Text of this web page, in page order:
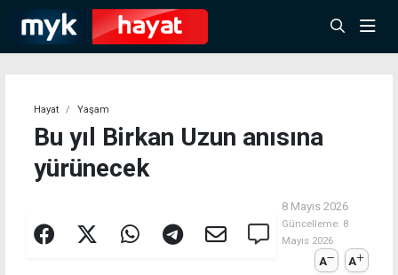
Hayat Yaşam
Bu yıl Birkan Uzun anısına
yürünecek
8 Mayıs 2026
Güncelleme: 8
Mayıs 2026
A A